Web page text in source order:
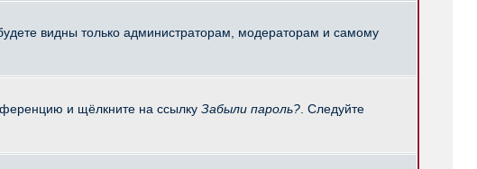
видны только администраторам, модераторам и самому
и щёлкните на ссылку Забыли пароль? . Следуйте